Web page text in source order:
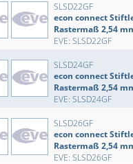
SLSD22GF
econ connect
Rastermaß 2,54
EVE: SLSD22GF
SLSD24GF
econ connect
Rastermaß 2,54
EVE: SLSD24GF
SLSD26GF
econ connect
Rastermaß 2,54
EVE: SLSD26GF